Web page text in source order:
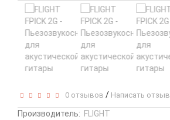
0 отзывов / Написать отзыв
Производитель: FLIGHT